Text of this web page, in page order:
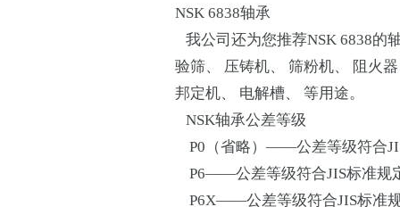
NSK 6838轴承
我公司还为您推荐NSK 6838的
验筛、 压铸机、 筛粉机、 阻火
邦定机、 电解槽、 等用途。
NSK轴承公差等级
P0（省略）——公差等级符合
P6——公差等级符合JIS标准规
P6X——公差等级符合JIS标准